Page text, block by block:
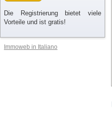
Die Registrierung bietet viele
Vorteile und ist gratis!
Immoweb in Italiano